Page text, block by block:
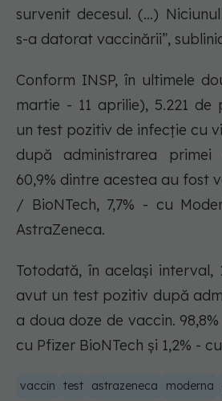
survenit decesul. (...)
s-a datorat vaccinării”,
Conform INSP, în ultimele
martie - 11 aprilie), 5.221
un test pozitiv de infecție cu
după administrarea
60,9% dintre acestea au fost
/ BioNTech, 7,7% - cu
AstraZeneca.
Totodată, în același interval,
avut un test pozitiv după
a doua doze de vaccin.
cu Pfizer BioNTech și 1,2% -
vaccin test astrazeneca moderna